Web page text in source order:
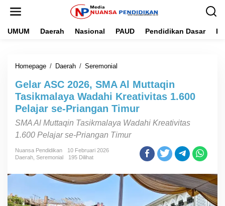
UMUM Daerah Nasional PAUD Pendidikan Dasar
Homepage / Daerah / Seremonial
a
r
A
S
2
,
S
M
A
Gelar ASC 2026, SMA Al Muttaqin
Tasikmalaya Wadahi Kreativitas 1.600
Pelajar se-Priangan Timur
SMA Al Muttaqin Tasikmalaya Wadahi Kreativitas
1.600 Pelajar se-Priangan Timur
Nuansa Pendidikan
10 Februari 2026
Daerah Seremonial 195 Dilihat